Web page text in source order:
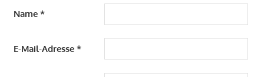
Name *
E-Mail-Adresse *